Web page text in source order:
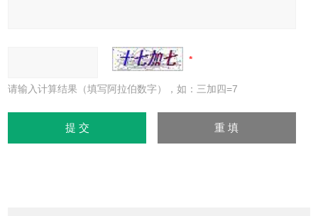
请输入计算结果（填写阿拉伯数字），如：三加四=7